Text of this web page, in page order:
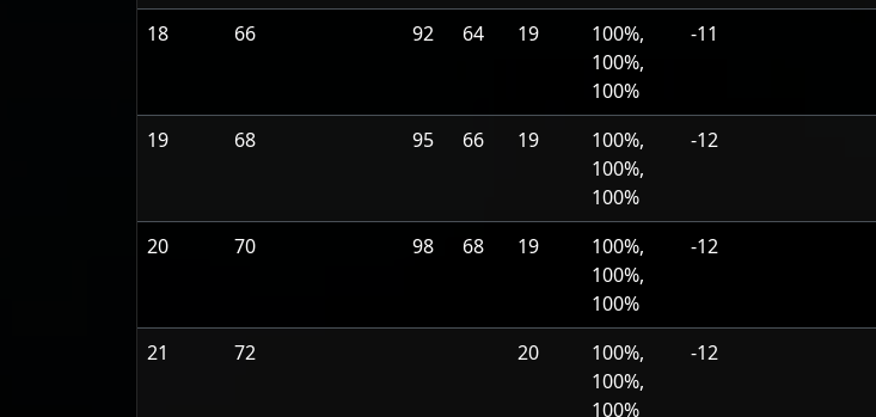
18 66 92 64 19
100%,
100%,
100%
-11
19 68 95 66 19
100%,
100%,
100%
-12
20 70 98 68 19
100%,
100%,
100%
-12
21 72 20
100%,
100%,
100%
-12